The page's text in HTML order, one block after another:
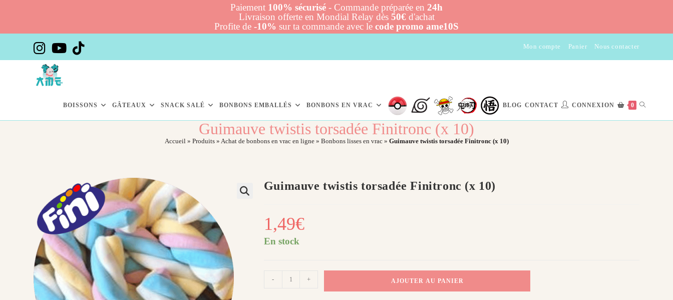
Paiement 100% sécurisé - Commande préparée en 24h
Livraison offerte en Mondial Relay dès 50€d'achat
Profite de -10% sur ta commande avec le code promo ame10S
Mon compte Panier Nous contacter
BOISSONS GÂTEAUX SNACK SALÉ BONBONS EMBALLÉS BONBONS EN VRAC BLOG CONTACT CONNEXION 0 TOGGLE
Guimauve twistis torsadée Finitronc (x 10)
Accueil» Produits» Achat de bonbons en vrac en ligne» Bonbons lisses en vrac» Guimauve twistis torsadée Finitronc (x 10)
Guimauve twistis torsadée Finitronc (x 10)
1,49€
En stock
- + AJOUTER AU PANIER